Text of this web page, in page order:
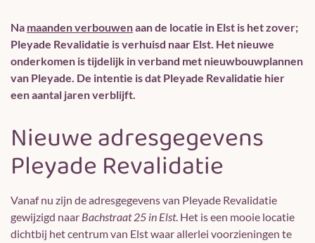
Na maanden verbouwenaan de locatie in Elst is het zover;
Pleyade Revalidatie is verhuisd naar Elst. Het nieuwe
onderkomen is tijdelijk in verband met nieuwbouwplannen
van Pleyade. De intentie is dat Pleyade Revalidatie hier
een aantal jaren verblijft.
Nieuwe adresgegevens
Pleyade Revalidatie
Vanaf nu zijn de adresgegevens van Pleyade Revalidatie
gewijzigd naar Bachstraat 25 in Elst. Het is een mooie locatie
dichtbij het centrum van Elst waar allerlei voorzieningen te